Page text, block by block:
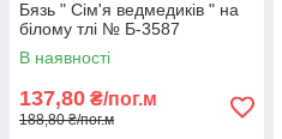
Бязь " Сім'я ведмедиків " на
білому тлі № Б-3587
В наявності
137,80 ₴/пог.м
188,80 ₴/пог.м